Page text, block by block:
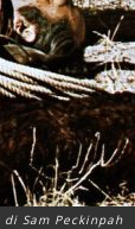
Sam Peckinpah